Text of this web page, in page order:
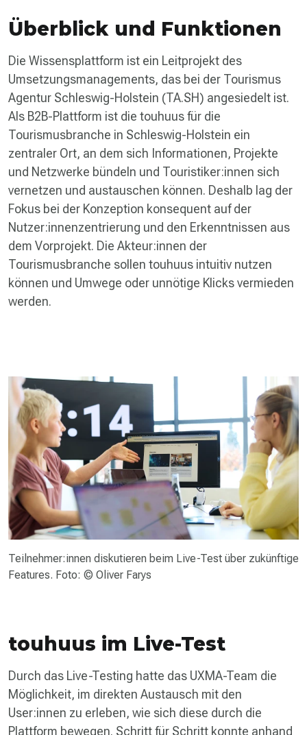
Überblick und Funktionen
Die Wissensplattform ist ein Leitprojekt des
Umsetzungsmanagements, das bei der Tourismus
Agentur Schleswig-Holstein (TA.SH) angesiedelt ist.
Als B2B-Plattform ist die touhuus für die
Tourismusbranche in Schleswig-Holstein ein
zentraler Ort, an dem sich Informationen, Projekte
und Netzwerke bündeln und Touristiker:innen sich
vernetzen und austauschen können. Deshalb lag der
Fokus bei der Konzeption konsequent auf der
Nutzer:innenzentrierung und den Erkenntnissen aus
dem Vorprojekt. Die Akteur:innen der
Tourismusbranche sollen touhuus intuitiv nutzen
können und Umwege oder unnötige Klicks vermieden
werden.
Teilnehmer:innen diskutieren beim Live-Test über zukünftige
Features. Foto: © Oliver Farys
touhuus im Live-Test
Durch das Live-Testing hatte das UXMA-Team die
Möglichkeit, im direkten Austausch mit den
User:innen zu erleben, wie sich diese durch die
Plattform bewegen. Schritt für Schritt konnte anhand